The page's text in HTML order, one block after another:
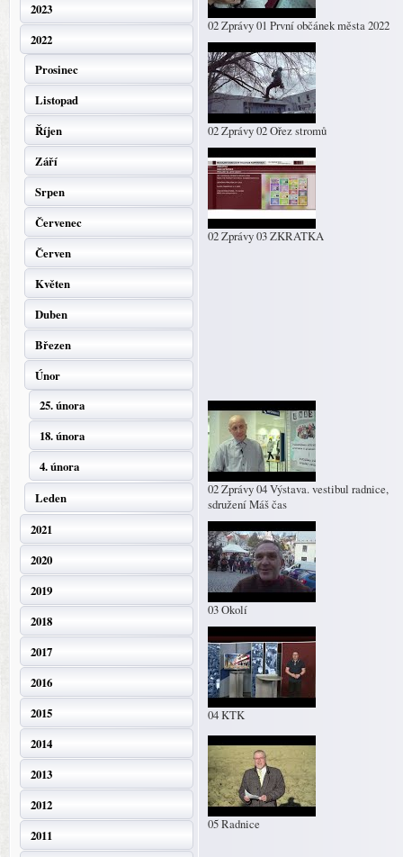
2023
2022
Prosinec
Listopad
Říjen
Září
Srpen
Červenec
Červen
Květen
Duben
Březen
Únor
25. února
18. února
4. února
Leden
2021
2020
2019
2018
2017
2016
2015
2014
2013
2012
2011
02 Zprávy 01 První občánek města 2022
02 Zprávy 02 Ořez stromů
02 Zprávy 03 ZKRATKA
02 Zprávy 04 Výstava. vestibul radnice,
sdružení Máš čas
03 Okolí
04 KTK
05 Radnice